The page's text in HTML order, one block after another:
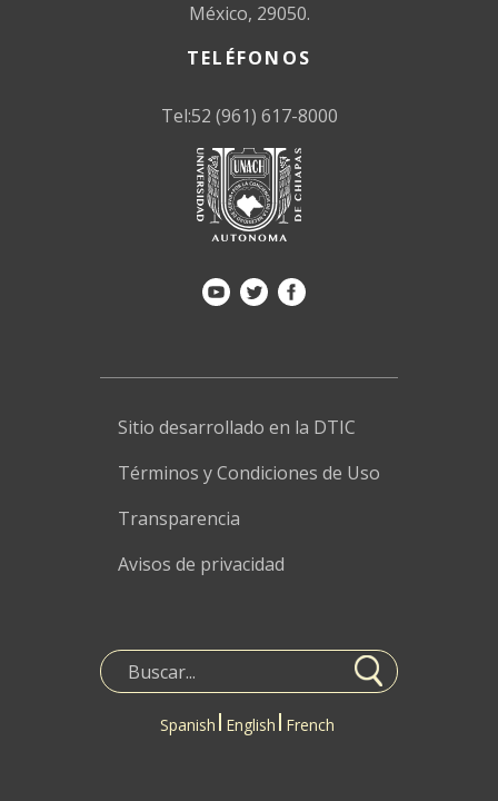
México, 29050.
TELÉFONOS
Tel:52 (961) 617-8000
Sitio desarrollado en la DTIC
Términos y Condiciones de Uso
Transparencia
Avisos de privacidad
Spanish English French